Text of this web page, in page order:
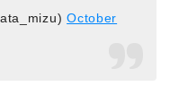
October